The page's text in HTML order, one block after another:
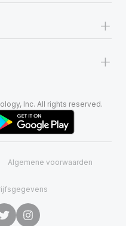
+
+
Inc. All rights reserved.
Algemene voorwaarden